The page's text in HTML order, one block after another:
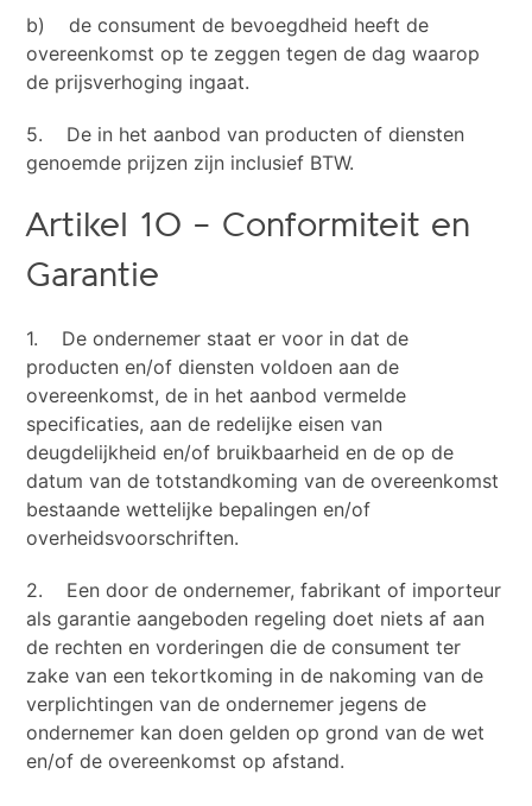
b) de consument de bevoegdheid heeft de
overeenkomst op te zeggen tegen de dag waarop
de prijsverhoging ingaat.
5. De in het aanbod van producten of diensten
genoemde prijzen zijn inclusief BTW.
Artikel 10 – Conformiteit en
Garantie
1. De ondernemer staat er voor in dat de
producten en/of diensten voldoen aan de
overeenkomst, de in het aanbod vermelde
specificaties, aan de redelijke eisen van
deugdelijkheid en/of bruikbaarheid en de op de
datum van de totstandkoming van de overeenkomst
bestaande wettelijke bepalingen en/of
overheidsvoorschriften.
2. Een door de ondernemer, fabrikant of importeur
als garantie aangeboden regeling doet niets af aan
de rechten en vorderingen die de consument ter
zake van een tekortkoming in de nakoming van de
verplichtingen van de ondernemer jegens de
ondernemer kan doen gelden op grond van de wet
en/of de overeenkomst op afstand.